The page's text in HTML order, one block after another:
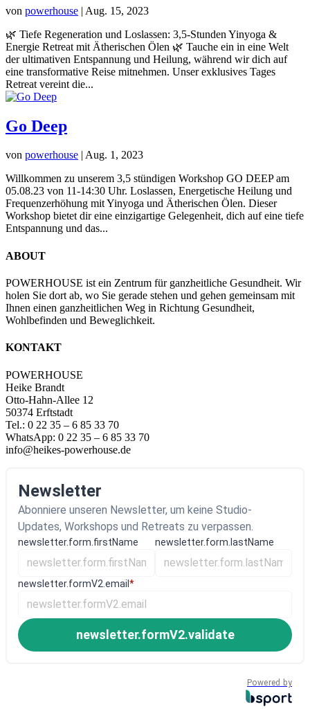
von powerhouse | Aug. 15, 2023
🌿 Tiefe Regeneration und Loslassen: 3,5-Stunden Yinyoga &
Energie Retreat mit Ätherischen Ölen 🌿 Tauche ein in eine Welt
der ultimativen Entspannung und Heilung, während wir dich auf
eine transformative Reise mitnehmen. Unser exklusives Tages
Retreat vereint die...
Go Deep
von powerhouse | Aug. 1, 2023
Willkommen zu unserem 3,5 stündigen Workshop GO DEEP am
05.08.23 von 11-14:30 Uhr. Loslassen, Energetische Heilung und
Frequenzerhöhung mit Yinyoga und Ätherischen Ölen. Dieser
Workshop bietet dir eine einzigartige Gelegenheit, dich auf eine tiefe
Entspannung und das...
ABOUT
POWERHOUSE ist ein Zentrum für ganzheitliche Gesundheit. Wir
holen Sie dort ab, wo Sie gerade stehen und gehen gemeinsam mit
Ihnen einen ganzheitlichen Weg in Richtung Gesundheit,
Wohlbefinden und Beweglichkeit.
KONTAKT
POWERHOUSE
Heike Brandt
Otto-Hahn-Allee 12
50374 Erftstadt
Tel.: 0 22 35 – 6 85 33 70
WhatsApp: 0 22 35 – 6 85 33 70
info@heikes-powerhouse.de
Newsletter
Abonniere unseren Newsletter, um keine Studio-
Updates, Workshops und Retreats zu verpassen.
newsletter.form.firstName newsletter.form.lastName
newsletter.formV2.email*
newsletter.formV2.validate
Powered by